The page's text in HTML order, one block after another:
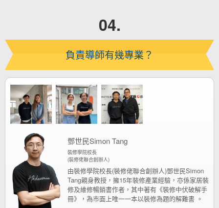
04.
負責導師有幾專業？
鄧世民Simon Tang
裝修學院校長
(裝修佬聯合創辦人)
由裝修學院校長(裝修佬聯合創辦人)鄧世民Simon
Tang親身教授，擁15年裝修產業經驗，亦係家居裝
修及維修暢銷書作者，其中著有《裝修中伏破解手
冊》，為市面上唯一一本以裝修為題的解難書 。